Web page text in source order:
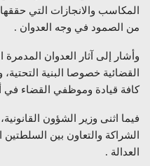
المكاسب والانجازات التي
من الصمود في وجه العدوان .
وأشار إلى آثار العدوان
القضائية خصوصا البنية
كافة قيادة وموظفي القضاء في
فيما اثنى وزير الشؤون
الشراكة والتعاون بين
العدالة .